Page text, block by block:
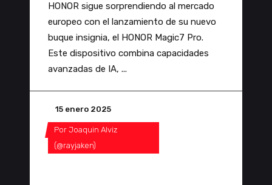
HONOR sigue sorprendiendo al mercado
europeo con el lanzamiento de su nuevo
buque insignia, el HONOR Magic7 Pro.
Este dispositivo combina capacidades
avanzadas de IA,
15 enero 2025
Por Joaquin Alviz
(@rayjaken)